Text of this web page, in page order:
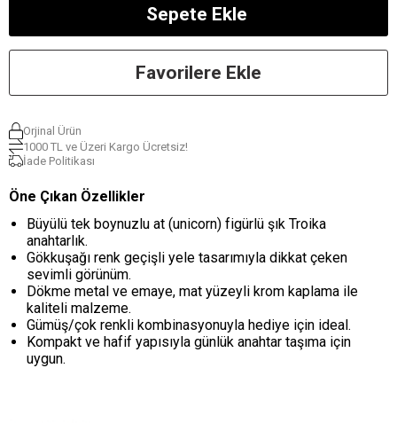
Favorilere Ekle
Orjinal Ürün
1000 TL ve Üzeri Kargo Ücretsiz!
İade Politikası
Öne Çıkan Özellikler
Büyülü tek boynuzlu at (unicorn) figürlü şık Troika
anahtarlık.
Gökkuşağı renk geçişli yele tasarımıyla dikkat çeken
sevimli görünüm.
Dökme metal ve emaye, mat yüzeyli krom kaplama ile
kaliteli malzeme.
Gümüş/çok renkli kombinasyonuyla hediye için ideal.
Kompakt ve hafif yapısıyla günlük anahtar taşıma için
uygun.